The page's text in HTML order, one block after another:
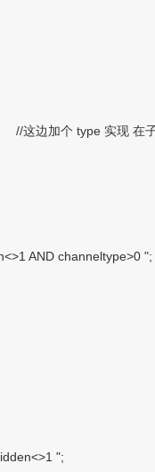
//这边加个 type 实现 在
AND channeltype>0 ";
";